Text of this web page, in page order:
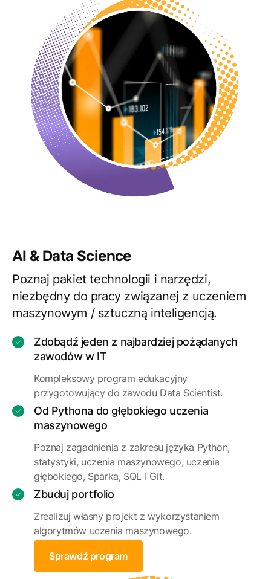
AI & Data Science
Poznaj pakiet technologii i narzędzi,
niezbędny do pracy związanej z uczeniem
maszynowym / sztuczną inteligencją.
Zdobądź jeden z najbardziej pożądanych
zawodów w IT
Kompleksowy program edukacyjny
przygotowujący do zawodu Data Scientist.
Od Pythona do głębokiego uczenia
maszynowego
Poznaj zagadnienia z zakresu języka Python,
statystyki, uczenia maszynowego, uczenia
głębokiego, Sparka, SQL i Git.
Zbuduj portfolio
Zrealizuj własny projekt z wykorzystaniem
algorytmów uczenia maszynowego.
Sprawdź program